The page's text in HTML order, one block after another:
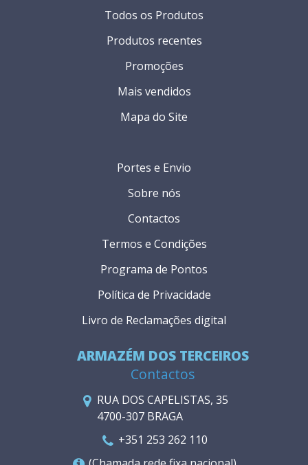
ARMAZÉM DOS TERCEIROS
Contactos
RUA DOS CAPELISTAS, 35
4700-307 BRAGA
+351 253 262 110
Portes e Envio
Sobre nós
Contactos
Termos e Condições
Programa de Pontos
Política de Privacidade
Livro de Reclamações digital
Todos os Produtos
Produtos recentes
Promoções
Mais vendidos
Mapa do Site